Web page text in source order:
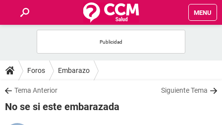
MENU
FOROS
SALUD
Foros Embarazo
Tema Anterior Siguiente Tema
No se si este embarazada